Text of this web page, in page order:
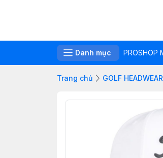
Danh mục
Trang chủ GOLF HEADWEAR